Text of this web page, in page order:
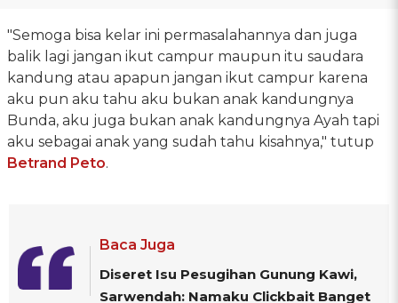
"Semoga bisa kelar ini permasalahannya dan juga
balik lagi jangan ikut campur maupun itu saudara
kandung atau apapun jangan ikut campur karena
aku pun aku tahu aku bukan anak kandungnya
Bunda, aku juga bukan anak kandungnya Ayah tapi
aku sebagai anak yang sudah tahu kisahnya," tutup
Betrand Peto.
Baca Juga
Diseret Isu Pesugihan Gunung Kawi,
Sarwendah: Namaku Clickbait Banget